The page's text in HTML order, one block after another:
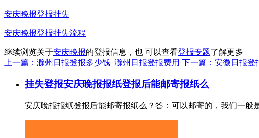
安庆晚报登报挂失
安庆晚报登报挂失流程
继续浏览关于安庆晚报的登报信息，也 可以查看登报专题了解更多
上一篇：滁州日报登报多少钱_滁州日报登报费用 下一篇：安徽日报登
挂失登报安庆晚报报纸登报后能邮寄报纸么
安庆晚报报纸登报后能邮寄报纸么？答：可以邮寄的，我们一般